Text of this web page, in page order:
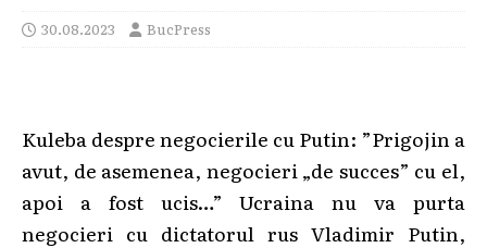
30.08.2023 BucPress
Kuleba despre negocierile cu Putin: ”Prigojin a
avut, de asemenea, negocieri „de succes” cu el,
apoi a fost ucis…” Ucraina nu va purta
negocieri cu dictatorul rus Vladimir Putin,